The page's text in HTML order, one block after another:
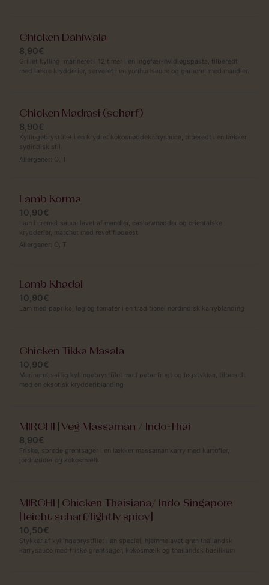
Chicken Dahiwala
8,90€
Grillet kylling, marineret i 12 timer i en ingefær-hvidløgspasta, tilberedt
med lækre krydderier, serveret i en yoghurtsauce og garneret med mandler.
Chicken Madrasi (scharf)
8,90€
Kyllingebrystfilet i en krydret kokosnøddekarrysauce, tilberedt i en lækker
sydindisk stil
Allergener: O, T
Lamb Korma
10,90€
Lam i cremet sauce lavet af mandler, cashewnødder og orientalske
krydderier, matchet med revet flødeost
Allergener: O, T
Lamb Khadai
10,90€
Lam med paprika, løg og tomater i en traditionel nordindisk karryblanding
Chicken Tikka Masala
10,90€
Marineret saftig kyllingebrystfilet med peberfrugt og løgstykker, tilberedt
med en eksotisk krydderiblanding
MIRCHI | Veg Massaman / Indo-Thai
8,90€
Friske, sprøde grøntsager i en lækker massaman karry med kartofler,
jordnødder og kokosmælk
MIRCHI | Chicken Thaisiana/ Indo-Singapore
[leicht scharf/lightly spicy]
10,50€
Stykker af kyllingebrystfilet i en speciel, hjemmelavet grøn thailandsk
karrysauce med friske grøntsager, kokosmælk og thailandsk basilikum